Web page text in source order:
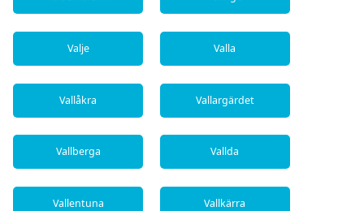
Valje Valla
Vallåkra Vallargärdet
Vallberga Vallda
Vallentuna Vallkärra